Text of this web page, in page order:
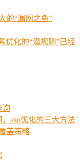
的“漏网之鱼”
优化的“潜规则”已经
询
aso优化的三大方法
盖策略